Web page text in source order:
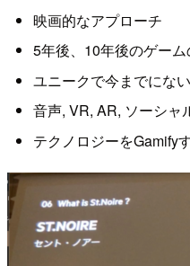
映画的なアプローチ
5年後、10年後のゲー
ユニークで今までにな
音声, VR, AR, ソーシャ
テクノロジーをGamify